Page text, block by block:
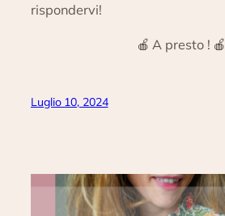
rispondervi!
🍎 A presto ! 🍎
Luglio 10, 2024